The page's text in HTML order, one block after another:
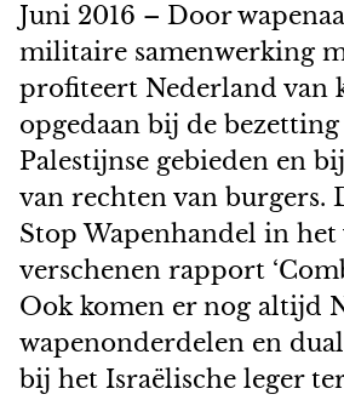
Juni 2016 – Door
militaire samenwerking
profiteert Nederland van
opgedaan bij de bezetting
Palestijnse gebieden en
van rechten van burgers.
Stop Wapenhandel in het
verschenen rapport
Ook komen er nog altijd
wapenonderdelen en
bij het Israëlische leger